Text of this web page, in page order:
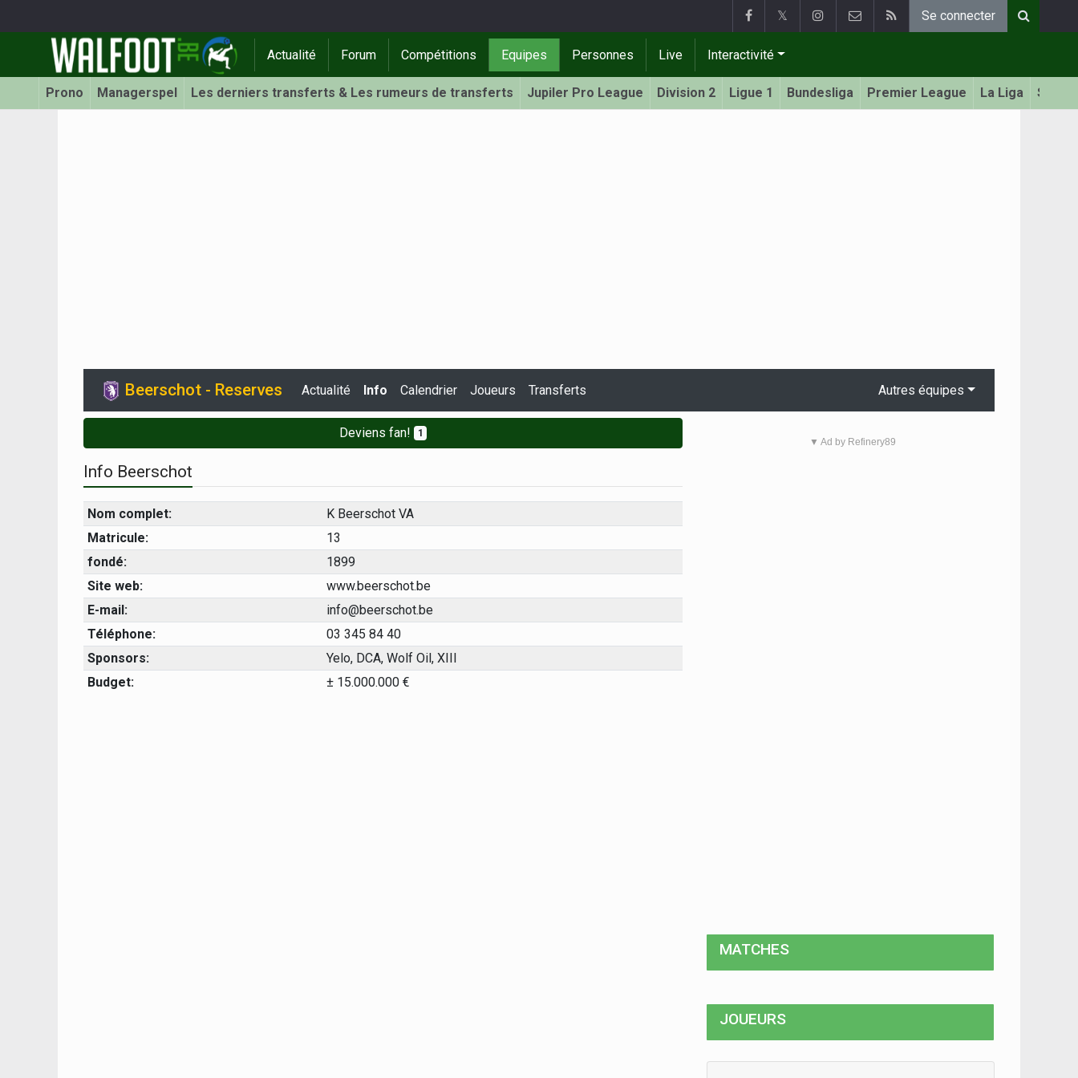
𝕏 Se connecter
Actualité Forum Compétitions Equipes Personnes Live Interactivité
Prono Managerspel Les derniers transferts & Les rumeurs de transferts Jupiler Pro League Division 2 Ligue 1 Bundesliga Premier League La Liga Serie
Beerschot - Reserves Actualité Info Calendrier Joueurs Transferts Autres équipes
Deviens fan! 1
Info Beerschot
Nom complet:
K Beerschot VA
Matricule:
13
fondé:
1899
Site web:
www.beerschot.be
E-mail:
info@beerschot.be
Téléphone:
03 345 84 40
Sponsors:
Yelo, DCA, Wolf Oil, XIII
Budget:
± 15.000.000 €
▼ Ad by Refinery89
MATCHES
JOUEURS